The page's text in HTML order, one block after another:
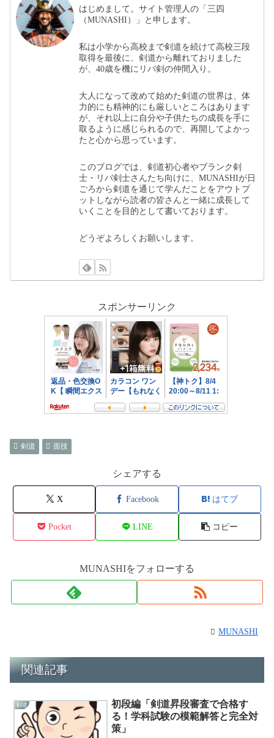
はじめまして。サイト管理人の「三四
（MUNASHI）」と申します。
私は小学から高校まで剣道を続けて高校三段
取得を最後に、剣道から離れておりました
が、40歳を機にリバ剣の仲間入り。
大人になって改めて始めた剣道の世界は、体
力的にも精神的にも厳しいところはあります
が、それ以上に自分や子供たちの成長を手に
取るように感じられるので、再開してよかっ
たと心から思っています。
このブログでは、剣道初心者やブランク剣
士・リバ剣士さんたち向けに、MUNASHIが日
ごろから剣道を通じて学んだことをアウトプ
ットしながら読者の皆さんと一緒に成長して
いくことを目的として書いております。
どうぞよろしくお願いします。
スポンサーリンク
剣道 面技
シェアする
X Facebook はてブ
Pocket LINE コピー
MUNASHIをフォローする
MUNASHI
関連記事
剣道
初段編「剣道昇段審査で合格す
る！学科試験の模範解答と完全対
策」